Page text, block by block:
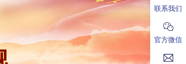
联系我们
官方微信